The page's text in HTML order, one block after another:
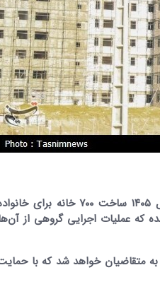
علی اصغر احمدی با اشاره به پیگیری‌های استاندار از طرح‌های عمرانی، اظهار کرد: برای سال ۱۴۰۵
کوچک (زیر ۲۵ هزار نفر) پیش‌بینی شده که عملیات اجرایی گروهی
متقاضیان خواهد شد که با